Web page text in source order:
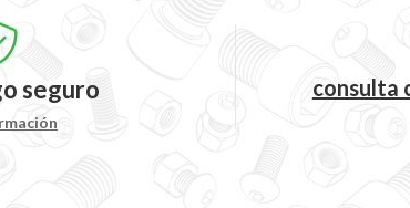
seguro consulta